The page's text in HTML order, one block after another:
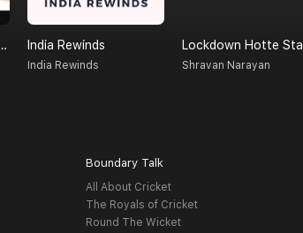
Podcast India Rewinds
India Rewinds Shravan Narayan
Boundary Talk
All About Cricket
The Royals of Cricket
Round The Wicket